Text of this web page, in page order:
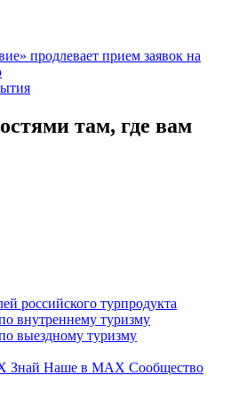
продлевает прием заявок на
там, где вам
российского турпродукта
внутреннему туризму
выездному туризму
Знай Наше в MAX Сообщество